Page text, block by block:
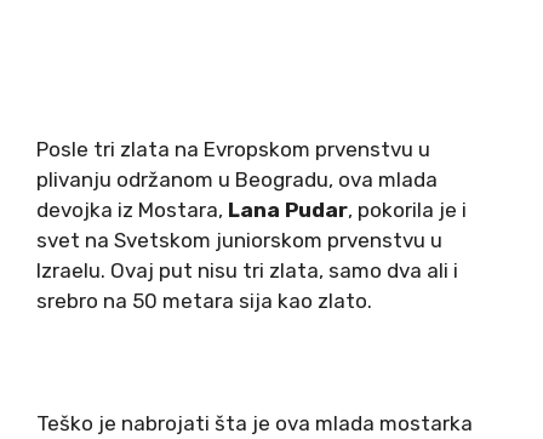
Posle tri zlata na Evropskom prvenstvu u
plivanju održanom u Beogradu, ova mlada
devojka iz Mostara, Lana Pudar, pokorila je i
svet na Svetskom juniorskom prvenstvu u
Izraelu. Ovaj put nisu tri zlata, samo dva ali i
srebro na 50 metara sija kao zlato.
Teško je nabrojati šta je ova mlada mostarka